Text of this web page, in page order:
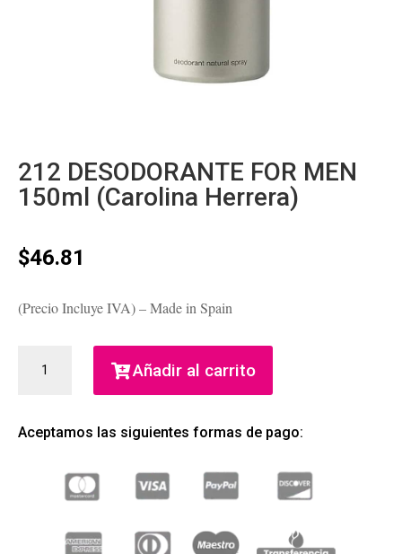
212 DESODORANTE FOR MEN
150ml (Carolina Herrera)
$46.81
(Precio Incluye IVA) – Made in Spain
DESODORANTE
150ML
HERRERA)
CANTIDAD
Añadir al carrito
Aceptamos las siguientes formas de pago: